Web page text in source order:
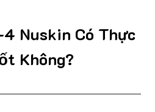
Nuskin Có Thực
Không?